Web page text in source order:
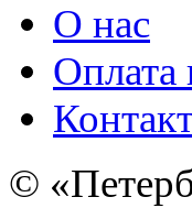
О нас
Оплата
©